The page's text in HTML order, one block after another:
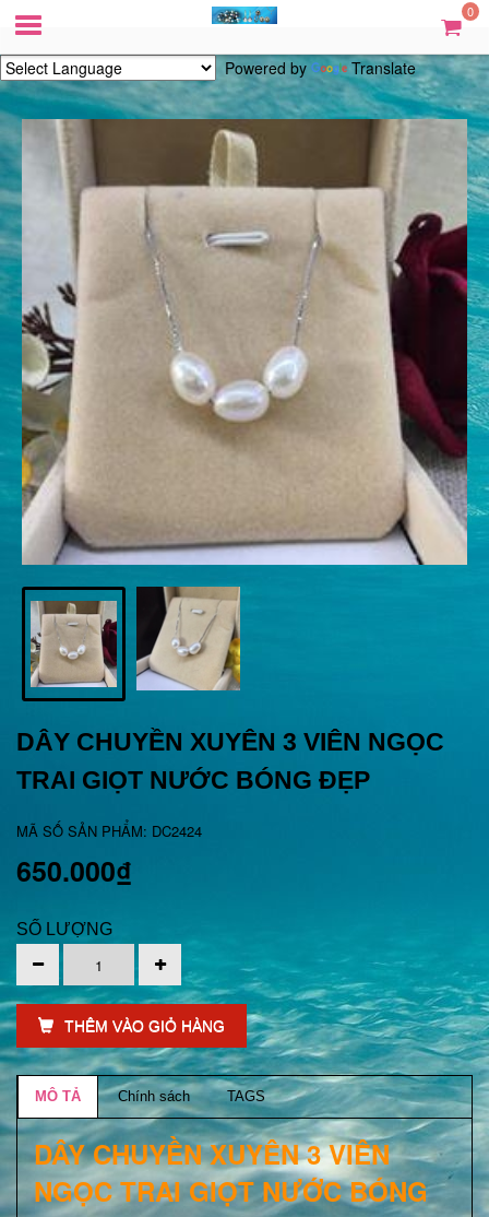
0
Powered by Translate
DÂY CHUYỀN XUYÊN 3 VIÊN NGỌC
TRAI GIỌT NƯỚC BÓNG ĐẸP
MÃ SỐ SẢN PHẨM: DC2424
650.000₫
SỐ LƯỢNG
THÊM VÀO GIỎ HÀNG
MÔ TẢ Chính sách TAGS
DÂY CHUYỀN XUYÊN 3 VIÊN
NGỌC TRAI GIỌT NƯỚC BÓNG